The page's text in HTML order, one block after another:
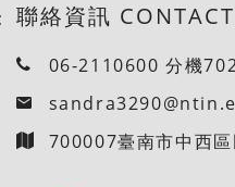
聯絡資訊 CONTACT
06-2110600 分機
700007臺南市中西